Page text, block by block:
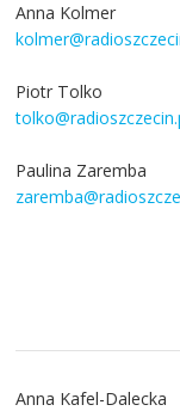
Anna Kolmer
Piotr Tolko
Paulina Zaremba
Anna Kafel-Dalecka